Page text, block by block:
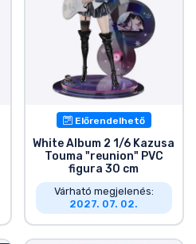
Előrendelhető
White Album 2 1/6 Kazusa
Touma "reunion" PVC
figura 30 cm
Várható megjelenés:
2027. 07. 02.